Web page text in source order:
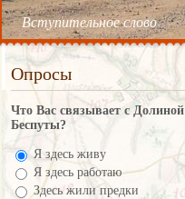
Вступительное слово
Опросы
Что Вас связывает с Долиной
Беспуты?
Я здесь живу
Я здесь работаю
Здесь жили предки